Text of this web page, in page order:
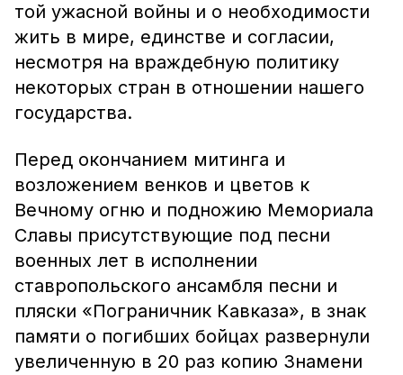
той ужасной войны и о необходимости
жить в мире, единстве и согласии,
несмотря на враждебную политику
некоторых стран в отношении нашего
государства.
Перед окончанием митинга и
возложением венков и цветов к
Вечному огню и подножию Мемориала
Славы присутствующие под песни
военных лет в исполнении
ставропольского ансамбля песни и
пляски «Пограничник Кавказа», в знак
памяти о погибших бойцах развернули
увеличенную в 20 раз копию Знамени